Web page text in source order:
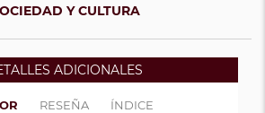
Y CULTURA
ADICIONALES
RESEÑA ÍNDICE